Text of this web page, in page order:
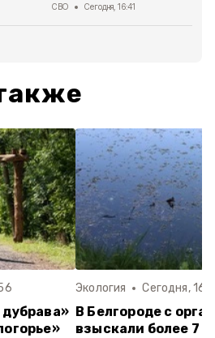
СВО Сегодня, 16:41
Экология Сегодня,
В Белгороде с
взыскали более 7